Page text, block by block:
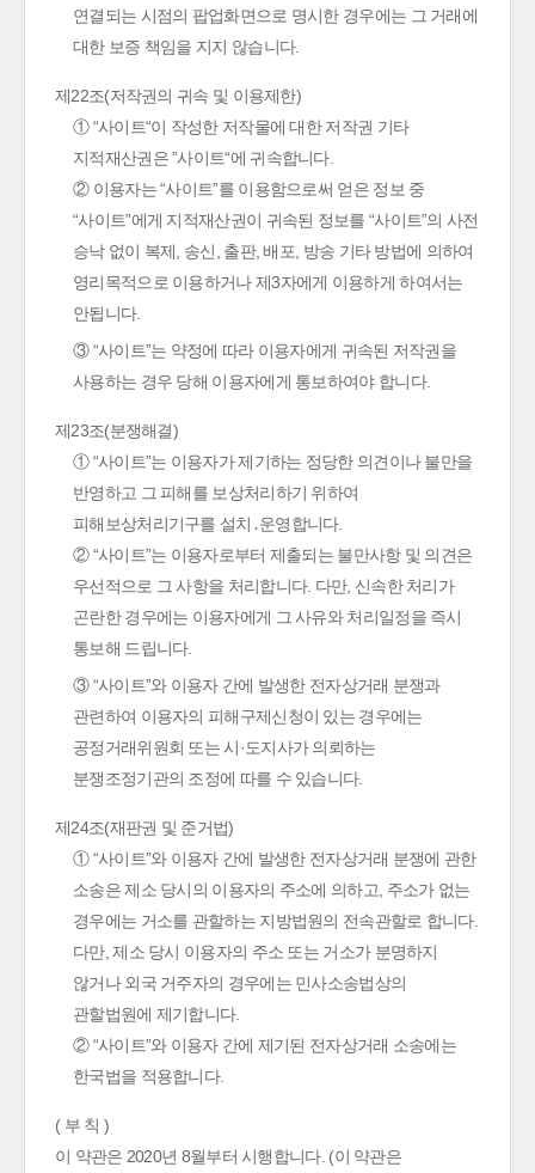
연결되는 시점의 팝업화면으로 명시한 경우에는 그 거래에
대한 보증 책임을 지지 않습니다.
제22조(저작권의 귀속 및 이용제한)
① “사이트“이 작성한 저작물에 대한 저작권 기타
지적재산권은 ”사이트“에 귀속합니다.
② 이용자는 “사이트”를 이용함으로써 얻은 정보 중
“사이트”에게 지적재산권이 귀속된 정보를 “사이트”의 사전
승낙 없이 복제, 송신, 출판, 배포, 방송 기타 방법에 의하여
영리목적으로 이용하거나 제3자에게 이용하게 하여서는
안됩니다.
③ “사이트”는 약정에 따라 이용자에게 귀속된 저작권을
사용하는 경우 당해 이용자에게 통보하여야 합니다.
제23조(분쟁해결)
① “사이트”는 이용자가 제기하는 정당한 의견이나 불만을
반영하고 그 피해를 보상처리하기 위하여
피해보상처리기구를 설치․운영합니다.
② “사이트”는 이용자로부터 제출되는 불만사항 및 의견은
우선적으로 그 사항을 처리합니다. 다만, 신속한 처리가
곤란한 경우에는 이용자에게 그 사유와 처리일정을 즉시
통보해 드립니다.
③ “사이트”와 이용자 간에 발생한 전자상거래 분쟁과
관련하여 이용자의 피해구제신청이 있는 경우에는
공정거래위원회 또는 시·도지사가 의뢰하는
분쟁조정기관의 조정에 따를 수 있습니다.
제24조(재판권 및 준거법)
① “사이트”와 이용자 간에 발생한 전자상거래 분쟁에 관한
소송은 제소 당시의 이용자의 주소에 의하고, 주소가 없는
경우에는 거소를 관할하는 지방법원의 전속관할로 합니다.
다만, 제소 당시 이용자의 주소 또는 거소가 분명하지
않거나 외국 거주자의 경우에는 민사소송법상의
관할법원에 제기합니다.
② “사이트”와 이용자 간에 제기된 전자상거래 소송에는
한국법을 적용합니다.
( 부 칙 )
이 약관은 2020년 8월부터 시행합니다. (이 약관은